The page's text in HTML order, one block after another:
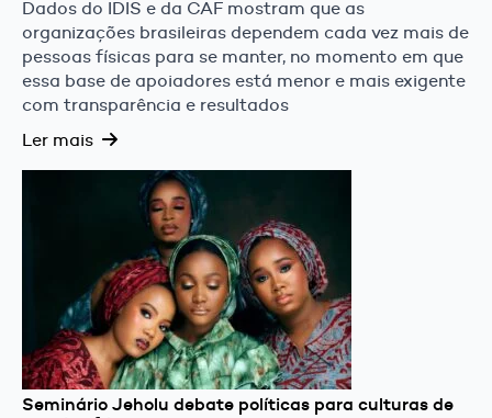
Dados do IDIS e da CAF mostram que as
organizações brasileiras dependem cada vez mais de
pessoas físicas para se manter, no momento em que
essa base de apoiadores está menor e mais exigente
com transparência e resultados
Ler mais
Seminário Jeholu debate políticas para culturas de